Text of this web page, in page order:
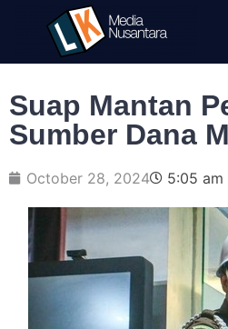
Suap Mantan
Sumber Dana
October 28, 2024 5:05 am